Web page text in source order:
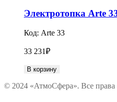
Электротопка Arte
Код: Arte 33
33 231₽
В корзину
© 2024 «АтмоСфера». Все